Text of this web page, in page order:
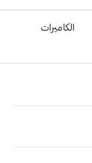
الكاميرات